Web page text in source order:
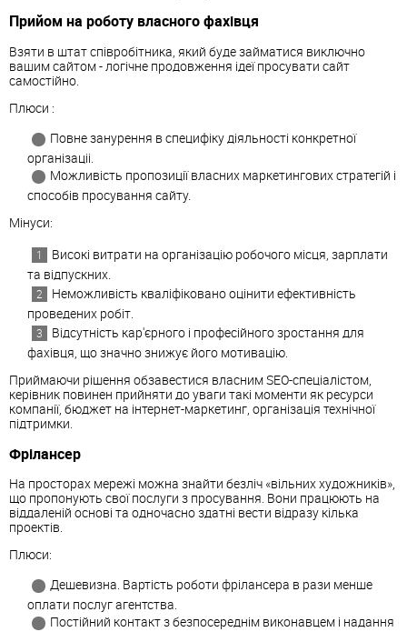
Прийом на роботу власного фахівця
Взяти в штат співробітника, який буде займатися виключно
вашим сайтом - логічне продовження ідеї просувати сайт
самостійно.
Плюси :
Повне занурення в специфіку діяльності конкретної
організаціі.
Можливість пропозиції власних маркетингових стратегій і
способів просування сайту.
Мінуси:
Високі витрати на організацію робочого місця, зарплати
та відпускних.
Неможливість кваліфіковано оцінити ефективність
проведених робіт.
Відсутність кар'єрного і професійного зростання для
фахівця, що значно знижує його мотивацію.
Приймаючи рішення обзавестися власним SEO-спеціалістом,
керівник повинен прийняти до уваги такі моменти як ресурси
компанії, бюджет на інтернет-маркетинг, організація технічної
підтримки.
Фрілансер
На просторах мережі можна знайти безліч «вільних художників»,
що пропонують свої послуги з просування. Вони працюють на
віддаленій основі та одночасно здатні вести відразу кілька
проектів.
Плюси:
Дешевизна. Вартість роботи фрілансера в рази менше
оплати послуг агентства.
Постійний контакт з безпосереднім виконавцем і надання